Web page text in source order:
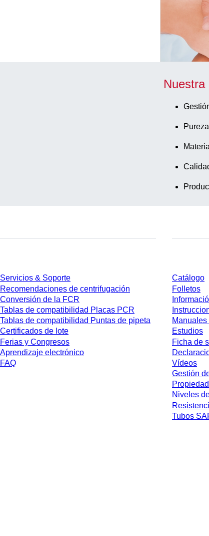
Nuestra
Servicios & Soporte
Recomendaciones de centrifugación
Conversión de la FCR
Tablas de compatibilidad Placas PCR
Tablas de compatibilidad Puntas de pipeta
Certificados de lote
Ferias y Congresos
Aprendizaje electrónico
FAQ
Catálogo
Folletos
Estudios
Ficha de
Vídeos
Gestión
Niveles
Tubos